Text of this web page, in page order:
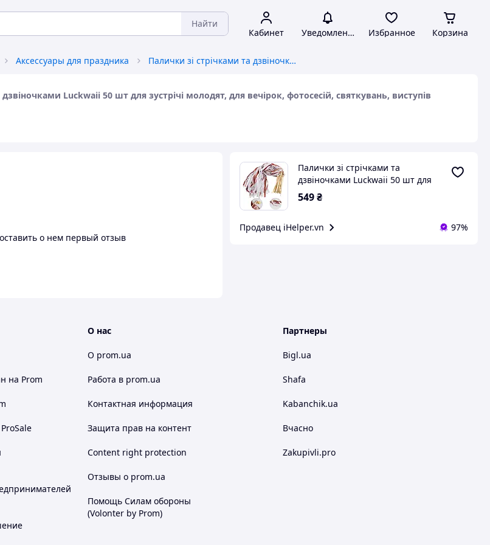
Найти
Кабинет Уведомления Избранное Корзина
Аксессуары для праздника Палички зі стрічками та дзвіночками Luckwaii 50 шт для зустрічі молодят, для вечірок, фотосесій, святкувань, виступів
Luckwaii 50 шт для зустрічі молодят, для вечірок, фотосесій, святкувань, виступів
о нем первый отзыв
Палички зі стрічками та
дзвіночками Luckwaii 50 шт для
зустрічі молодят, для вечірок,
фотосесій, святкувань, виступів
549₴
Продавец iHelper.vn 97%
на Prom
О нас
О prom.ua
Работа в prom.ua
Контактная информация
Защита прав на контент
Content right protection
Отзывы о prom.ua
Помощь Силам обороны
(Volonter by Prom)
Партнеры
Bigl.ua
Shafa
Kabanchik.ua
Вчасно
Zakupivli.pro